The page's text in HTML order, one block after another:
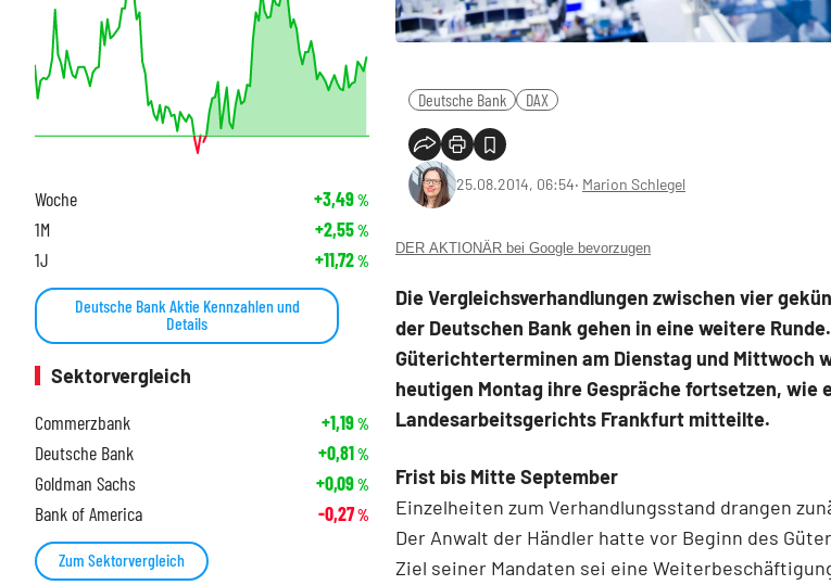
Deutsche Bank DAX
25.08.2014, 06:54‧ Marion Schlegel
DER AKTIONÄR bei Google bevorzugen
Die Vergleichsverhandlungen zwischen vier
der Deutschen Bank gehen in eine weitere
Güterichterterminen am Dienstag und Mittwoch
heutigen Montag ihre Gespräche fortsetzen, wie
Landesarbeitsgerichts Frankfurt mitteilte.
Frist bis Mitte September
Einzelheiten zum Verhandlungsstand drangen
Der Anwalt der Händler hatte vor Beginn des
Ziel seiner Mandaten sei eine
Woche +3,49%
1M +2,55%
1J +11,72%
Deutsche Bank Aktie Kennzahlen und
Details
Sektorvergleich
Commerzbank
+1,19%
Deutsche Bank +0,81%
Goldman Sachs +0,09%
Bank of America -0,27%
Zum Sektorvergleich